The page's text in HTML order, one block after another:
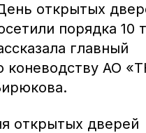
открытых
порядка 10
главный
коневодству АО
открытых дверей